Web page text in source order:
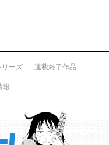
リーズ 連載終了作品
報